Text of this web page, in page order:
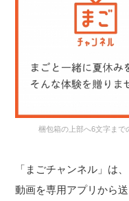
梱包箱の上部へ6文字まで
「まごチャンネル」は
動画を専用アプリから